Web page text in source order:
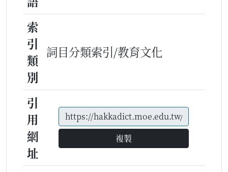
索
引
類
別
詞目分類索引/教育文化
引
用
網
址
複製